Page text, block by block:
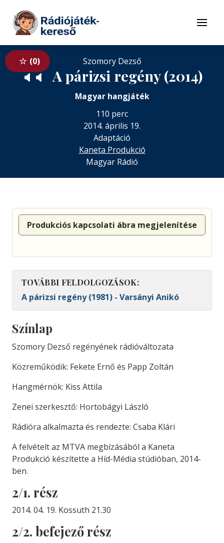
Tovább a tartalomhoz
Menü
0 Szomory Dezső
🔈 🔈 A párizsi regény (2014)
Magyar hangjáték
110 perc
2014. április 19.
Adaptáció
Kaneta Produkció
Magyar Rádió
Produkciós kapcsolati ábra megjelenítése
TOVÁBBI FELDOLGOZÁSOK:
A párizsi regény (1981) - Varsányi Anikó
Színlap
Szomory Dezső regényének rádióváltozata
Közreműködik: Fekete Ernő és Papp Zoltán
Hangmérnök: Kiss Attila
Zenei szerkesztő: Hortobágyi László
Rádióra alkalmazta és rendezte: Csaba Klári
A felvételt az MTVA megbízásából a Kaneta
Produkció készítette a Híd-Média stúdióban, 2014-
ben.
2/1. rész
2014. 04. 19. Kossuth 21.30
2/2. befejező rész